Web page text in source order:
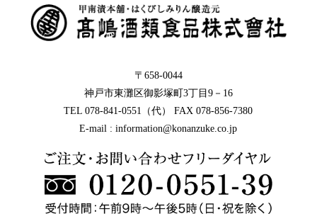
〒658-0044
神戸市東灘区御影塚町3丁目9－16
TEL 078-841-0551（代） FAX 078-856-7380
E-mail : information@konanzuke.co.jp